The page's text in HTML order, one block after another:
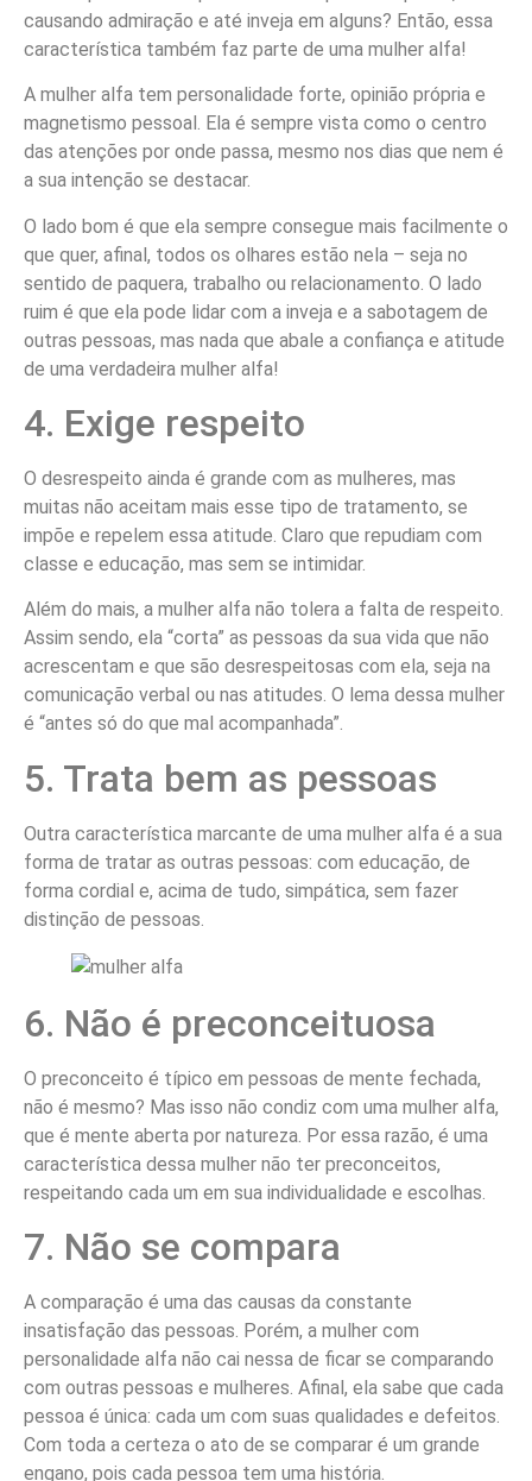
causando admiração e até inveja em alguns? Então, essa
característica também faz parte de uma mulher alfa!
A mulher alfa tem personalidade forte, opinião própria e
magnetismo pessoal. Ela é sempre vista como o centro
das atenções por onde passa, mesmo nos dias que nem é
a sua intenção se destacar.
O lado bom é que ela sempre consegue mais facilmente o
que quer, afinal, todos os olhares estão nela – seja no
sentido de paquera, trabalho ou relacionamento. O lado
ruim é que ela pode lidar com a inveja e a sabotagem de
outras pessoas, mas nada que abale a confiança e atitude
de uma verdadeira mulher alfa!
4. Exige respeito
O desrespeito ainda é grande com as mulheres, mas
muitas não aceitam mais esse tipo de tratamento, se
impõe e repelem essa atitude. Claro que repudiam com
classe e educação, mas sem se intimidar.
Além do mais, a mulher alfa não tolera a falta de respeito.
Assim sendo, ela “corta” as pessoas da sua vida que não
acrescentam e que são desrespeitosas com ela, seja na
comunicação verbal ou nas atitudes. O lema dessa mulher
é “antes só do que mal acompanhada”.
5. Trata bem as pessoas
Outra característica marcante de uma mulher alfa é a sua
forma de tratar as outras pessoas: com educação, de
forma cordial e, acima de tudo, simpática, sem fazer
distinção de pessoas.
6. Não é preconceituosa
O preconceito é típico em pessoas de mente fechada,
não é mesmo? Mas isso não condiz com uma mulher alfa,
que é mente aberta por natureza. Por essa razão, é uma
característica dessa mulher não ter preconceitos,
respeitando cada um em sua individualidade e escolhas.
7. Não se compara
A comparação é uma das causas da constante
insatisfação das pessoas. Porém, a mulher com
personalidade alfa não cai nessa de ficar se comparando
com outras pessoas e mulheres. Afinal, ela sabe que cada
pessoa é única: cada um com suas qualidades e defeitos.
Com toda a certeza o ato de se comparar é um grande
engano, pois cada pessoa tem uma história.